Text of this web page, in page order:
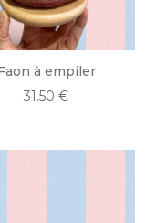
à empiler
31.50€